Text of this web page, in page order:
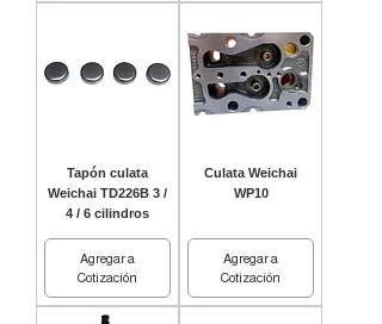
Tapón culata
Weichai TD226B 3 /
4 / 6 cilindros
Agregar a
Cotización
Culata Weichai
WP10
Agregar a
Cotización